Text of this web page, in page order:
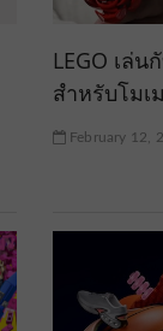
LEGO เล่
สำหรับโม
February 12,